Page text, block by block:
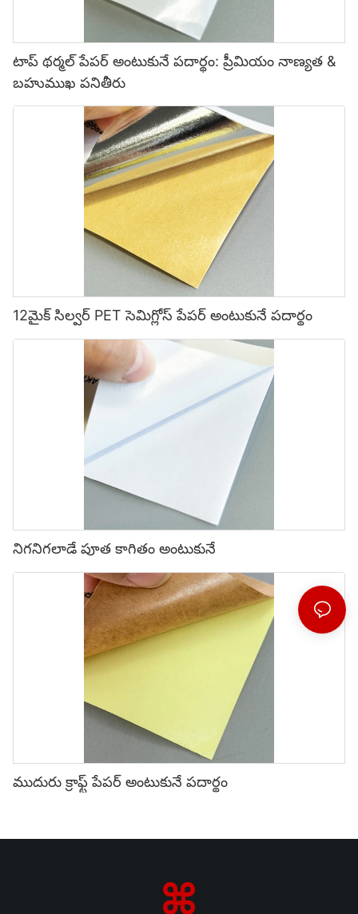
టాప్ థర్మల్ పేపర్ అంటుకునే పదార్థం: ప్రీమియం నాణ్యత &
బహుముఖ పనితీరు
12మైక్ సిల్వర్ PET సెమిగ్లోస్ పేపర్ అంటుకునే పదార్థం
నిగనిగలాడే పూత కాగితం అంటుకునే
ముదురు క్రాఫ్ట్ పేపర్ అంటుకునే పదార్థం